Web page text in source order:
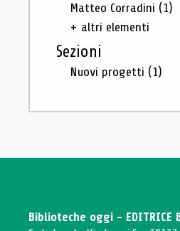
Matteo Corradini (1)
+ altri elementi
Sezioni
Nuovi progetti (1)
Biblioteche oggi - EDITRICE